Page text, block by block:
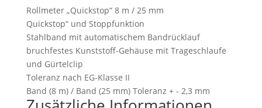
Rollmeter „Quickstop“ 8 m / 25 mm
Quickstop“ und Stoppfunktion
Stahlband mit automatischem Bandrücklauf
bruchfestes Kunststoff-Gehäuse mit Trageschlaufe
und Gürtelclip
Toleranz nach EG-Klasse II
Band (8 m) / Band (25 mm) Toleranz + - 2,3 mm